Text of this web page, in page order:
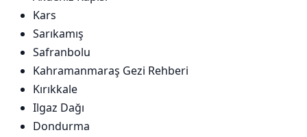
Kars
Sarıkamış
Safranbolu
Kahramanmaraş Gezi Rehberi
Kırıkkale
Ilgaz Dağı
Dondurma